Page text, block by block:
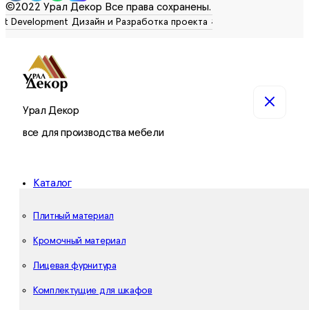
©2022 Урал Декор Все права сохранены.
Урал Декор
все для производства мебели
Каталог
Плитный материал
Кромочный материал
Лицевая фурнитура
Комплектущие для шкафов